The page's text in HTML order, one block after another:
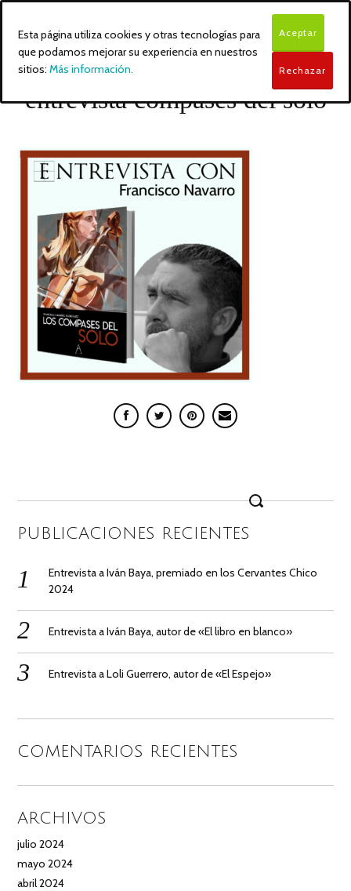
entrevista compases del solo
for:
PUBLICACIONES RECIENTES
Entrevista a Iván Baya, premiado en los Cervantes Chico
2024
Entrevista a Iván Baya, autor de «El libro en blanco»
Entrevista a Loli Guerrero, autor de «El Espejo»
COMENTARIOS RECIENTES
ARCHIVOS
julio 2024
mayo 2024
abril 2024
Esta página utiliza cookies y otras tecnologías para
que podamos mejorar su experiencia en nuestros
sitios: Más información.
Aceptar
Rechazar